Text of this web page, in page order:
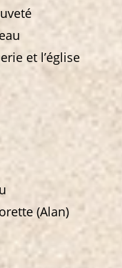
et l’église
(Alan)